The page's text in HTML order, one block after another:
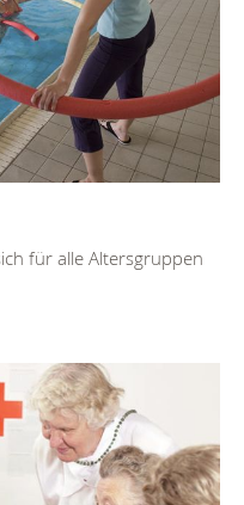
für alle Altersgruppen